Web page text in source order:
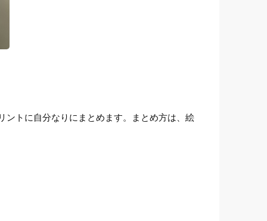
ントに自分なりにまとめます。まとめ方は、絵